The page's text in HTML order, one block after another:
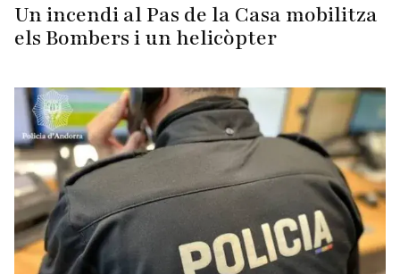
Un incendi al Pas de la Casa mobilitza
els Bombers i un helicòpter